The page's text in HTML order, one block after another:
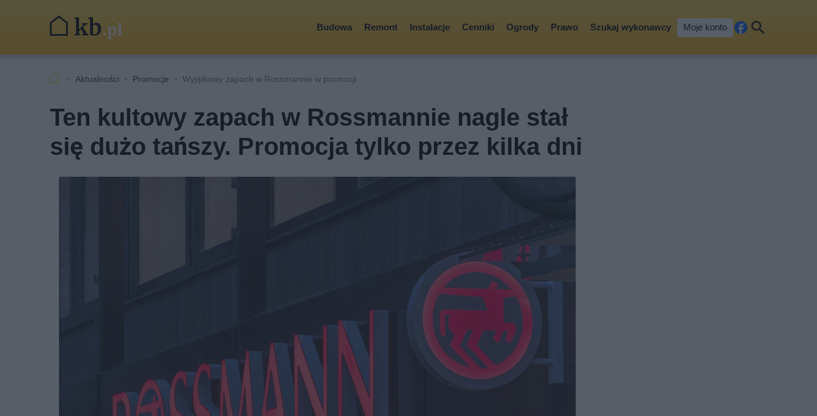
Budowa Remont Instalacje Cenniki Ogrody Prawo Szukaj wykonawcy Moje konto
cebkaj
Aktualności Promocje Wyjątkowy zapach w Rossmannie w promocji
Ten kultowy zapach w Rossmannie nagle stał
się dużo tańszy. Promocja tylko przez kilka dni